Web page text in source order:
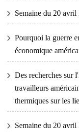
Semaine du 20 avril
Pourquoi la guerre
économique
Des recherches sur
travailleurs
thermiques sur les
Semaine du 20 avril